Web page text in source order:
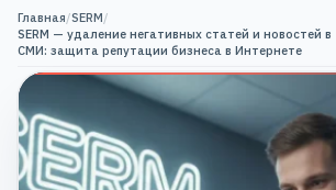
Главная/SERM/
SERM — удаление негативных статей и новостей в
СМИ: защита репутации бизнеса в Интернете